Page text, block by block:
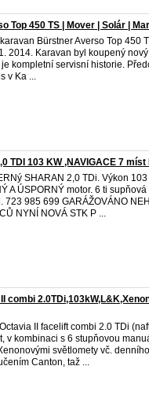
Top 450 TS | Mover | Solár |
Bürstner Averso Top 450
2014. Karavan byl koupený
kompletní servisní historie.
v Ka ...
TDI 103 KW ,NAVIGACE 7
SHARAN 2,0 TDi. Výkon
A ÚSPORNÝ motor. 6 ti
723 985 699 GARÁŽOVÁNO
NYNÍ NOVÁ STK P ...
combi
II facelift combi 2.0 TDi
v kombinaci s 6 stupňovou
světlomety vč.
Canton, taž ...